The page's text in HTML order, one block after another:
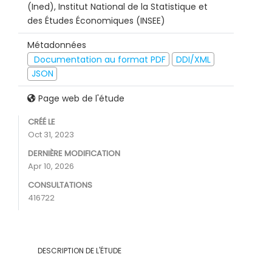
(Ined), Institut National de la Statistique et
des Études Économiques (INSEE)
Métadonnées
Documentation au format PDF
DDI/XML
JSON
Page web de l'étude
CRÉÉ LE
Oct 31, 2023
DERNIÈRE MODIFICATION
Apr 10, 2026
CONSULTATIONS
416722
DESCRIPTION DE L'ÉTUDE